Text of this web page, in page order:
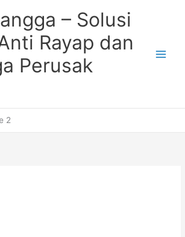
– Solusi
Rayap dan
Perusak
2